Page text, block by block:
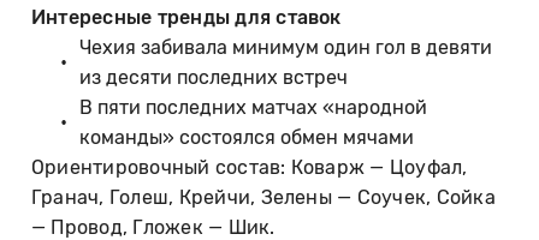
Интересные тренды для ставок
Чехия забивала минимум один гол в девяти
из десяти последних встреч
В пяти последних матчах «народной
команды» состоялся обмен мячами
Ориентировочный состав: Коварж — Цоуфал,
Гранач, Голеш, Крейчи, Зелены — Соучек, Сойка
— Провод, Гложек — Шик.